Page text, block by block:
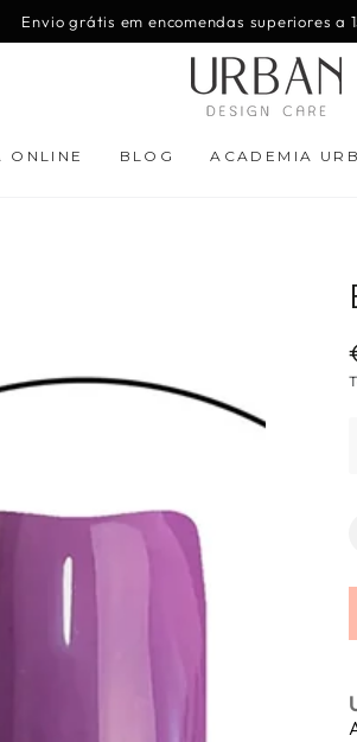
Envio grátis em encomendas superiores a
ONLINE BLOG ACADEMIA